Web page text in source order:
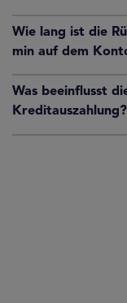
Wie lang ist die
min auf dem
Was beeinflusst
Kreditauszahlung?